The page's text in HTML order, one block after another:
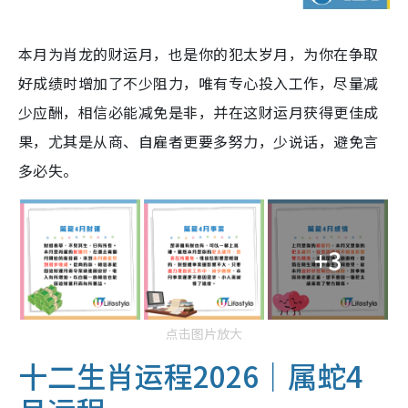
本月为肖龙的财运月，也是你的犯太岁月，为你在争取
好成绩时增加了不少阻力，唯有专心投入工作，尽量减
少应酬，相信必能减免是非，并在这财运月获得更佳成
果，尤其是从商、自雇者更要多努力，少说话，避免言
多必失。
+3
点击图片放大
十二生肖运程2026｜属蛇4